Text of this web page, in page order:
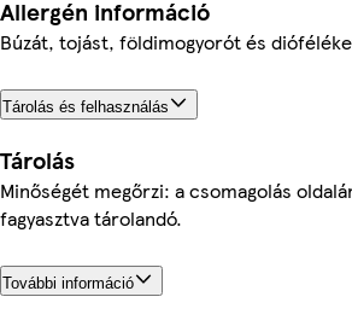
Allergén információ
Búzát, tojást, földimogyorót és
Tárolás és felhasználás
Tárolás
Minőségét megőrzi: a csomagolás
fagyasztva tárolandó.
További információ